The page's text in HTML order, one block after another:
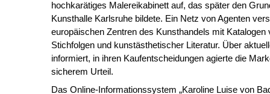
hochkarätiges Malereikabinett auf, das später den
Kunsthalle Karlsruhe bildete. Ein Netz von Agenten
europäischen Zentren des Kunsthandels mit Katalogen
Stichfolgen und kunstästhetischer Literatur. Über
informiert, in ihren Kaufentscheidungen agierte die
sicherem Urteil.
Das Online-Informationssystem „Karoline Luise von